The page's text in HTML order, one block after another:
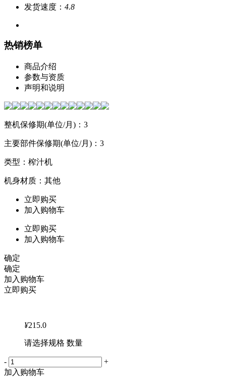
发货速度： 4.8
热销榜单
商品介绍
参数与资质
声明和说明
整机保修期(单位/月)：3
主要部件保修期(单位/月)：3
类型：榨汁机
机身材质：其他
立即购买
加入购物车
立即购买
加入购物车
确定
确定
加入购物车
立即购买
¥215.0
请选择规格 数量
-
+
加入购物车